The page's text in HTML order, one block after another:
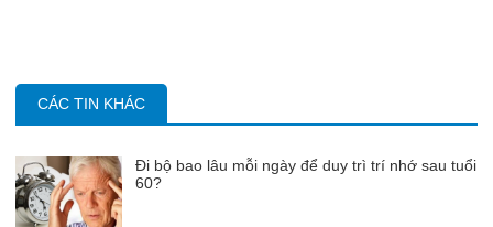
CÁC TIN KHÁC
Đi bộ bao lâu mỗi ngày để duy trì trí nhớ sau tuổi
60?